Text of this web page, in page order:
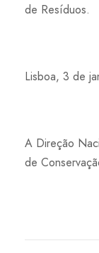
de Resíduos.
Lisboa, 3 de
A Direção
de